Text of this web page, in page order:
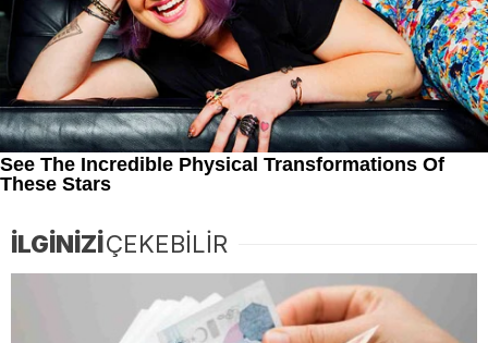
İLGİNİZİÇEKEBİLİR